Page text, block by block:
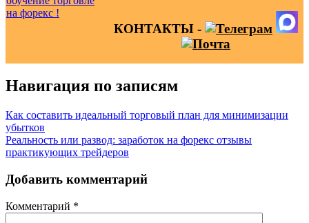
КОНТАКТЫ -
Навигация по записям
Как составить идеальный торговый план для минимизации
убытков
Реальность или развод: заработок на форекс отзывы
практикующих трейдеров
Добавить комментарий
Комментарий *